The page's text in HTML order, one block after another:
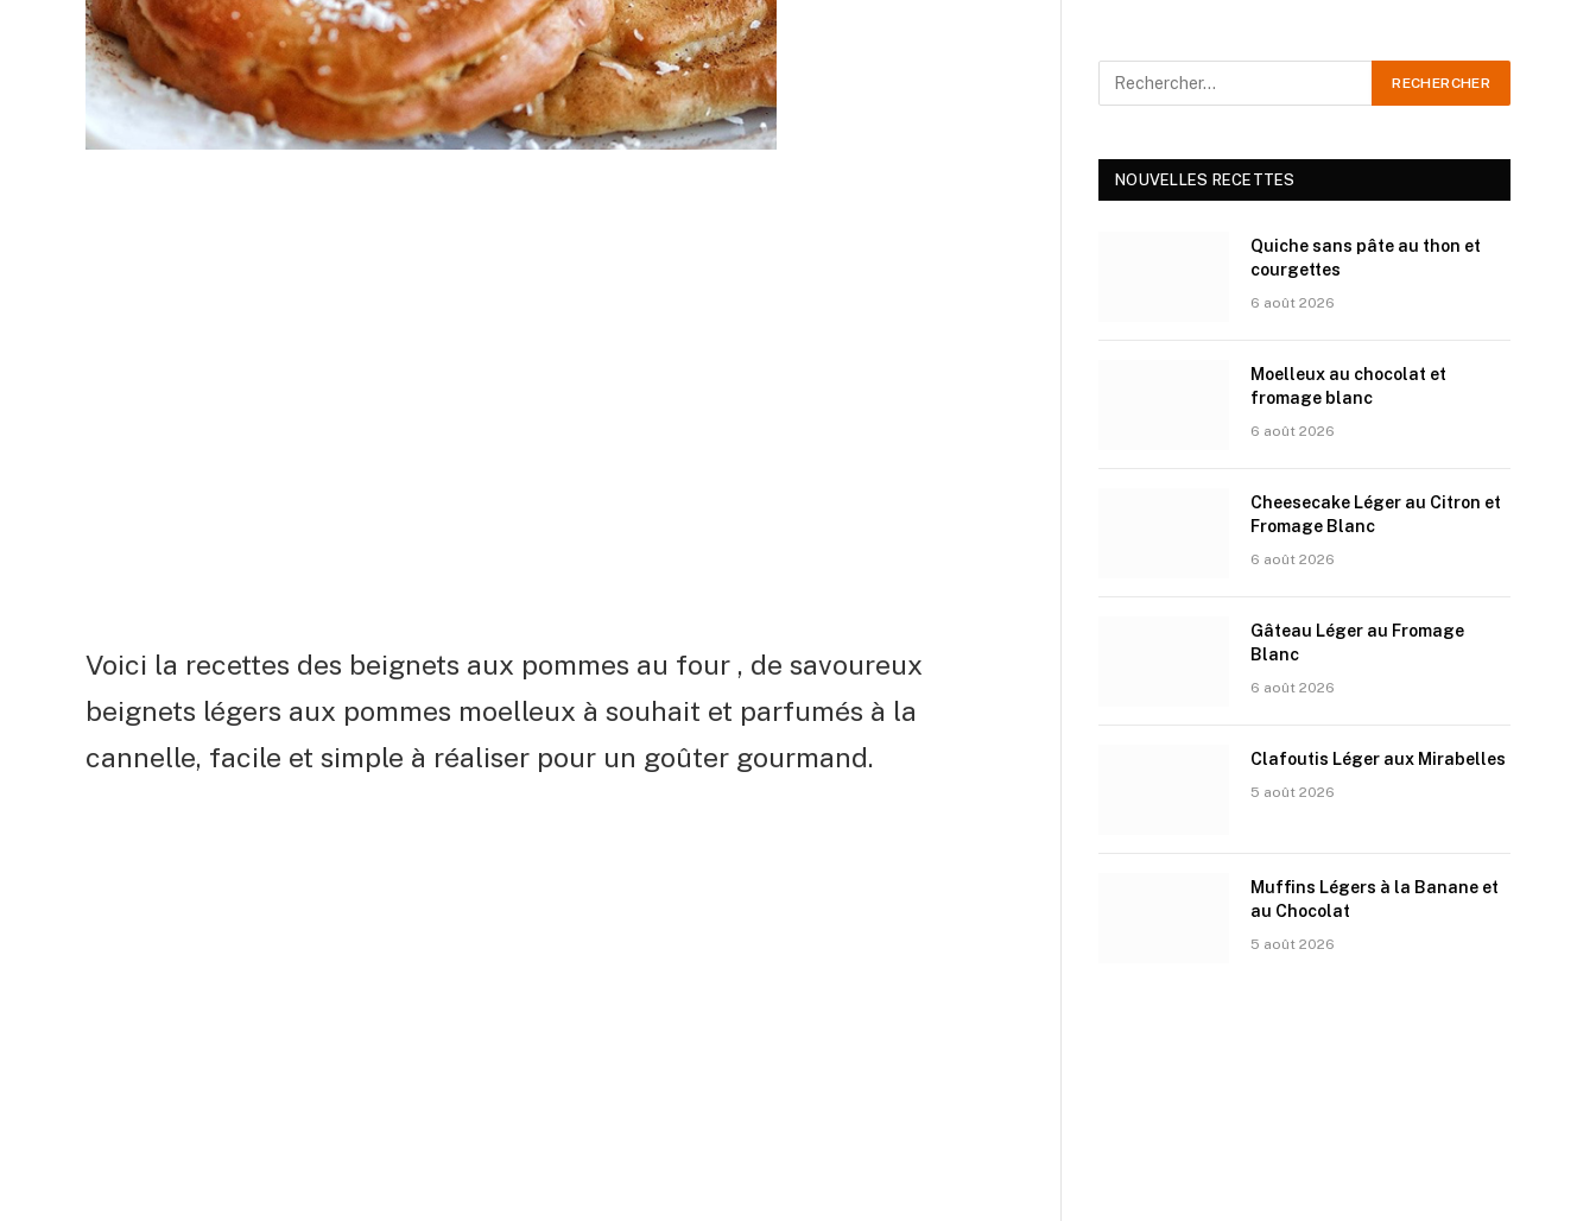
Voici la recettes des beignets aux pommes au four , de savoureux
beignets légers aux pommes moelleux à souhait et parfumés à la
cannelle, facile et simple à réaliser pour un goûter gourmand.
NOUVELLES RECETTES
Quiche sans pâte au thon et
courgettes
6 août 2026
Moelleux au chocolat et
fromage blanc
6 août 2026
Cheesecake Léger au Citron et
Fromage Blanc
6 août 2026
Gâteau Léger au Fromage
Blanc
6 août 2026
Clafoutis Léger aux Mirabelles
5 août 2026
Muffins Légers à la Banane et
au Chocolat
5 août 2026